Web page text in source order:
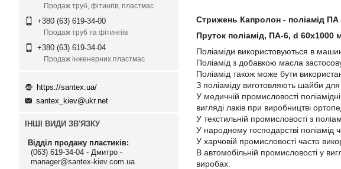
Стрижень Капролон - поліамід ПА
Пруток поліамід, ПА-6, d 60х1000
Поліаміди використовуються в
Поліамід з добавкою масла
Поліамід також може бути
З поліаміду виготовляють шайби для
У медичній промисловості
вигляді лаків при виробництві
У текстильній промисловості з
У народному господарстві поліамід
У харчовій промисловості часто
В автомобільній промисловості у
виробах.
Продаж труб, фітингів, пластмас
+380 (63) 619-34-00
Продаж труб та фітингіів
+380 (63) 619-34-04
Продаж інженерних пластмас
https://santex.ua/
santex_kiev@ukr.net
ІНШІ ВИДИ ЗВ'ЯЗКУ
Відділ продажу пластиків
(063) 619-34-04 - Дмитро -
manager@santex-kiev.com.ua